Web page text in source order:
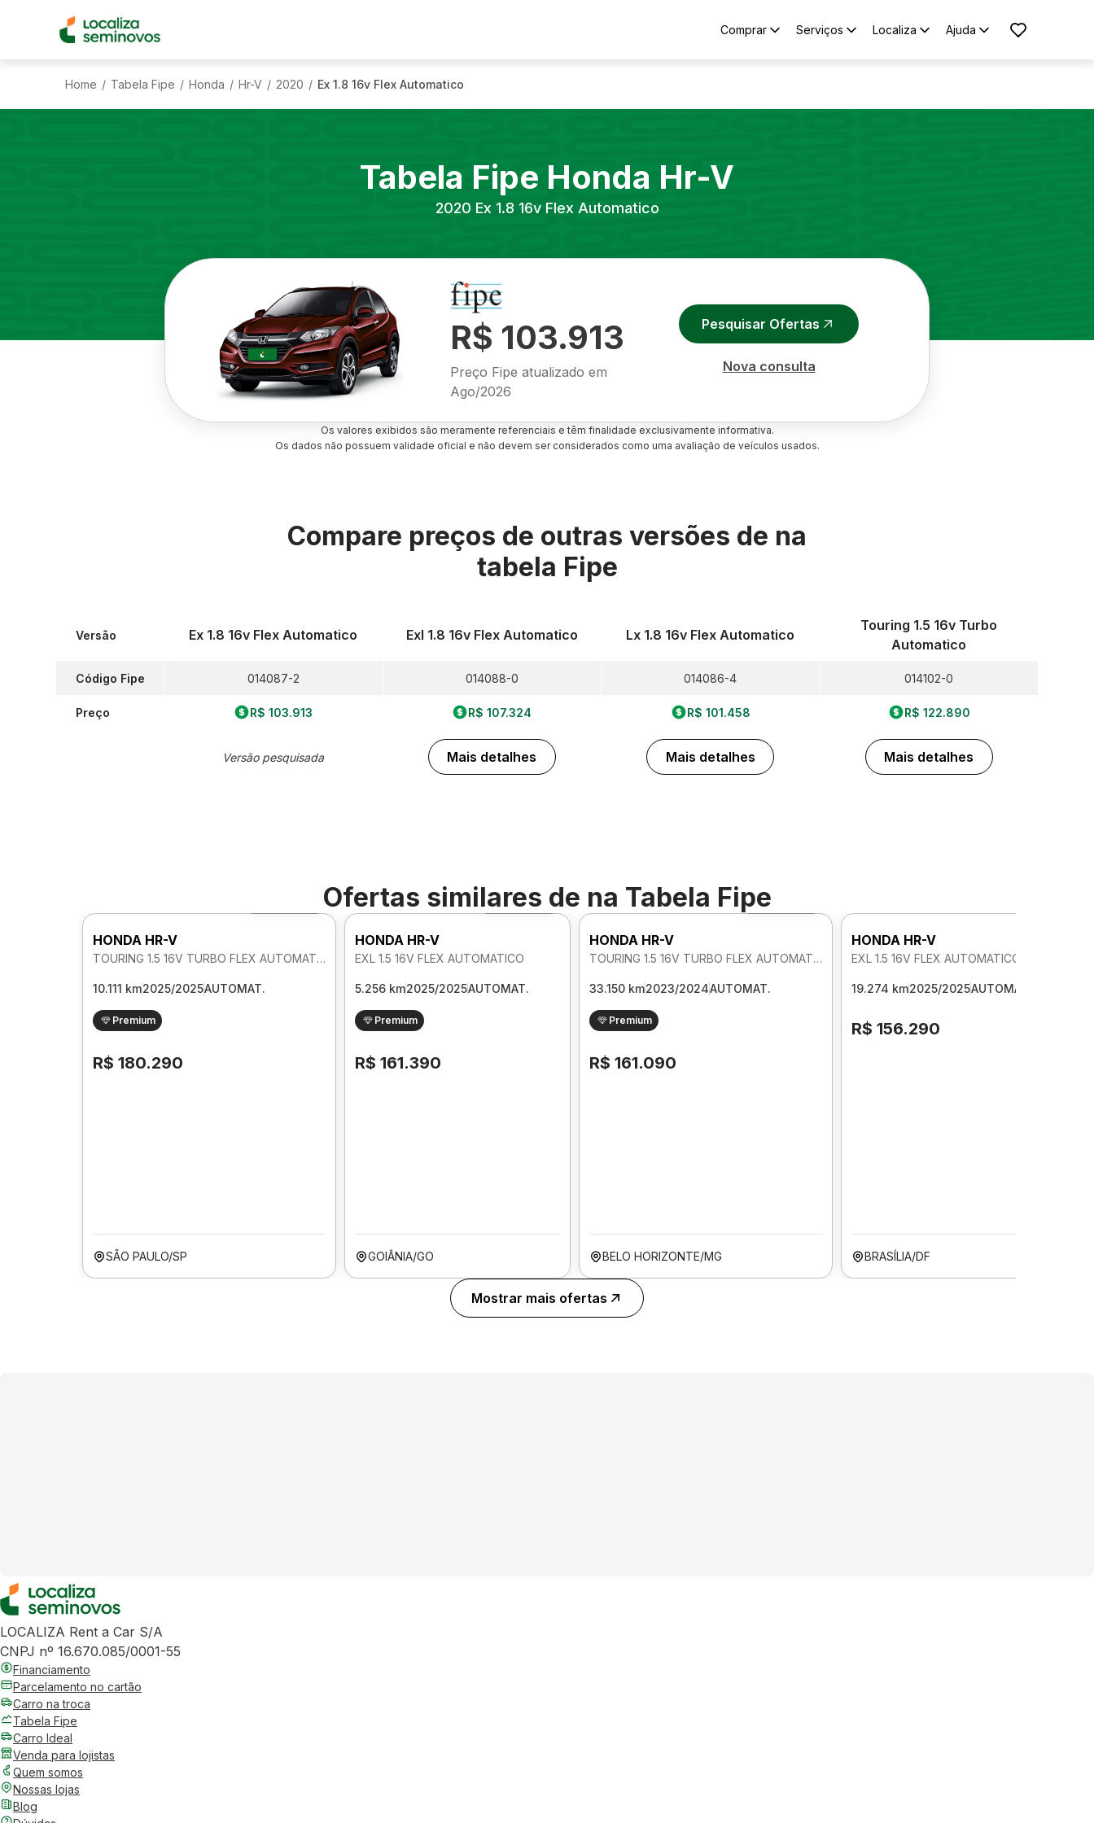
Comprar Serviços Localiza Ajuda
Home / Tabela Fipe / Honda / Hr-V / 2020 / Ex 1.8 16v Flex Automatico
Tabela Fipe Honda Hr-V
2020 Ex 1.8 16v Flex Automatico
R$ 103.913
Preço Fipe atualizado em
Ago/2026
Pesquisar Ofertas
Nova consulta
Os valores exibidos são meramente referenciais e têm finalidade exclusivamente informativa.
Os dados não possuem validade oficial e não devem ser considerados como uma avaliação de veículos usados.
Compare preços de outras versões de na
tabela Fipe
Versão
Código Fipe
Preço
Ex 1.8 16v Flex Automatico
014087-2
R$ 103.913
Versão pesquisada
Exl 1.8 16v Flex Automatico
014088-0
R$ 107.324
Mais detalhes
Lx 1.8 16v Flex Automatico
014086-4
R$ 101.458
Mais detalhes
Touring 1.5 16v Turbo
Automatico
014102-0
R$ 122.890
Mais detalhes
Ofertas similares de na Tabela Fipe
HONDA HR-V
TOURING 1.5 16V TURBO FLEX AUTOMATICO
10.111 km2025/2025AUTOMAT.
Premium
R$ 180.290
SÃO PAULO/SP
Foto 360º
HONDA HR-V
EXL 1.5 16V FLEX AUTOMATICO
5.256 km2025/2025AUTOMAT.
Premium
R$ 161.390
GOIÂNIA/GO
Foto 360º
HONDA HR-V
TOURING 1.5 16V TURBO FLEX AUTOMATICO
33.150 km2023/2024AUTOMAT.
Premium
R$ 161.090
BELO HORIZONTE/MG
HONDA HR-V
EXL 1.5 16V FLEX AUTOMATICO
19.274 km2025/2025AUTOMAT.
R$ 156.290
BRASÍLIA/DF
Mostrar mais ofertas
LOCALIZA Rent a Car S/A
CNPJ nº 16.670.085/0001-55
Financiamento
Parcelamento no cartão
Carro na troca
Tabela Fipe
Carro Ideal
Venda para lojistas
Quem somos
Nossas lojas
Blog